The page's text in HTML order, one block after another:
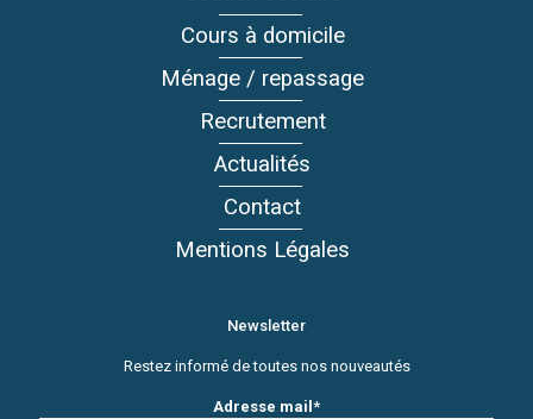
Cours à domicile
Ménage / repassage
Recrutement
Actualités
Contact
Mentions Légales
Newsletter
Restez informé de toutes nos nouveautés
Adresse mail*